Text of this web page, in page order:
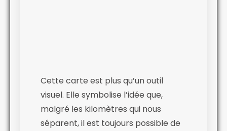
Cette carte est plus qu’un outil
visuel. Elle symbolise l’idée que,
malgré les kilomètres qui nous
séparent, il est toujours possible de